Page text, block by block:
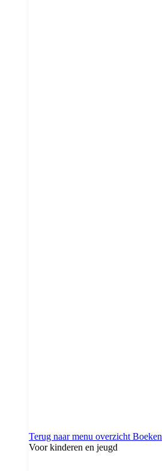
Terug naar menu overzicht Boeken
Voor kinderen en jeugd